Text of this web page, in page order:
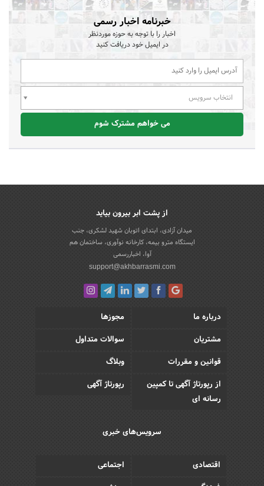
خبرنامه اخبار رسمی
اخبار را با توجه به حوزه موردنظر
در ایمیل خود دریافت کنید
انتخاب سرویس
می خواهم مشترک شوم
از پشت ابر بیرون بیاید
میدان آزادی، ابتدای اتوبان شهید لشکری، جنب
ایستگاه مترو بیمه، کارخانه نوآوری، ساختمان هم
آوا، اخباررسمی
support@akhbarrasmi.com
درباره ما
مجوزها
مشتریان
سوالات متداول
قوانین و مقررات
وبلاگ
از رپورتاژ آگهی تا کمپین
رسانه ای
رپورتاژ آگهی
سرویس‌های خبری
اقتصادی
اجتماعی